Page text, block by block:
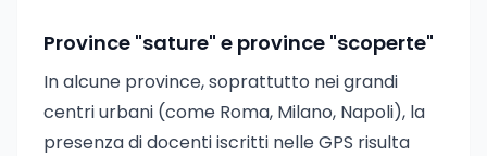
Province "sature" e province "scoperte"
In alcune province, soprattutto nei grandi
centri urbani (come Roma, Milano, Napoli), la
presenza di docenti iscritti nelle GPS risulta